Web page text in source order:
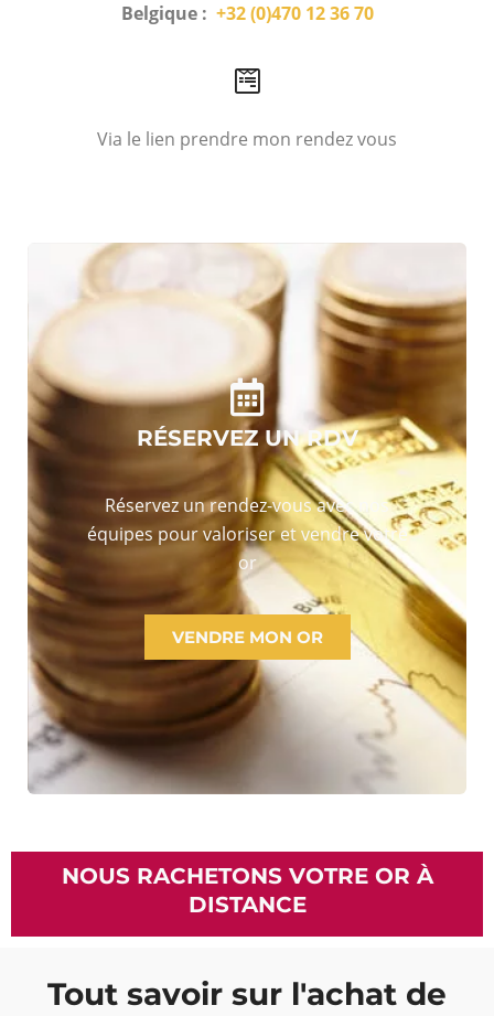
Belgique : +32 (0)470 12 36 70
Via le lien prendre mon rendez vous
RÉSERVEZ UN RDV
Réservez un rendez-vous avec nos
équipes pour valoriser et vendre votre
or
VENDRE MON OR
NOUS RACHETONS VOTRE OR À
DISTANCE
Tout savoir sur l'achat de